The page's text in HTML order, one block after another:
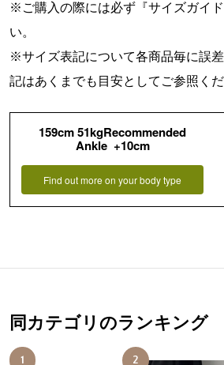
※ご購入の際には必ず『サイズガイド
い。
※サイズ表記について各商品毎に誤
記はあくまでも目安としてご参照くだ
159cm 51kgRecommended
Ankle +10cm
Find out more on your body type
同カテゴリのランキング
1 2